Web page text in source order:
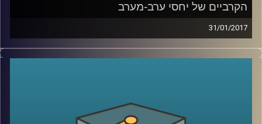
הקרביים של יחסי ערב-מערב
31/01/2017
שתי תיאוריות עיקריות התנגשו זו בזו ותיארו, כל
הציוויליזציות", יש יכנו אותן התיאוריה
האופטימית וזו הפסימית, מגיעות לעבר הכרעה.